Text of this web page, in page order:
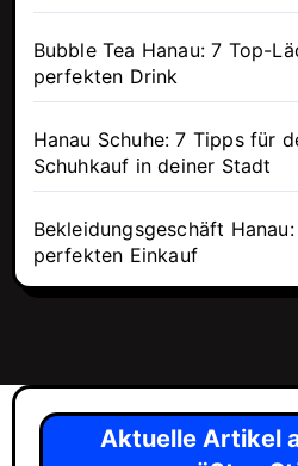
Bubble Tea Hanau: 7 Top-
perfekten Drink
Hanau Schuhe: 7 Tipps für
Schuhkauf in deiner Stadt
Bekleidungsgeschäft
perfekten Einkauf
Aktuelle Artikel